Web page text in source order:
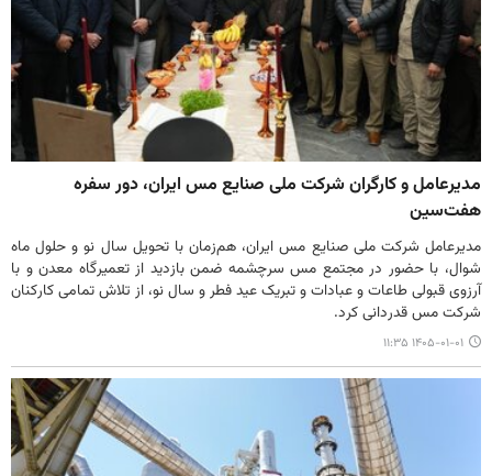
مدیرعامل و کارگران شرکت ملی صنایع مس ایران، دور سفره
هفت‌سین
مدیرعامل شرکت ملی صنایع مس ایران، هم‌زمان با تحویل سال نو و حلول ماه
شوال، با حضور در مجتمع مس سرچشمه ضمن بازدید از تعمیرگاه معدن و با
آرزوی قبولی طاعات و عبادات و تبریک عید فطر و سال نو، از تلاش تمامی کارکنان
شرکت مس قدردانی کرد.
۱۴۰۵-۰۱-۰۱ ۱۱:۳۵